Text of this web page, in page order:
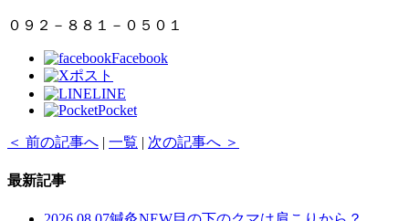
０９２－８８１－０５０１
Facebook
ポスト
LINE
Pocket
＜ 前の記事へ | 一覧 | 次の記事へ ＞
最新記事